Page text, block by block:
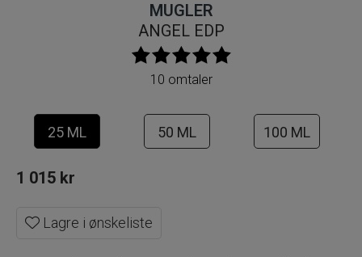
MUGLER
ANGEL EDP
10 omtaler
25 ML 50 ML 100 ML
1 015 kr
Lagre i ønskeliste